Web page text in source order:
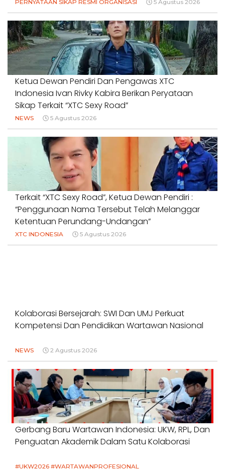
PERNYATAAN SIKAP RESMI ORGANISASI 5 Agustus 2026
Ketua Dewan Pendiri Dan Pengawas XTC
Indonesia Ivan Rivky Kabira Berikan Peryataan
Sikap Terkait “XTC Sexy Road”
NEWS 5 Agustus 2026
Terkait “XTC Sexy Road”, Ketua Dewan Pendiri :
“Penggunaan Nama Tersebut Telah Melanggar
Ketentuan Perundang-Undangan”
XTC INDONESIA 5 Agustus 2026
Kolaborasi Bersejarah: SWI Dan UMJ Perkuat
Kompetensi Dan Pendidikan Wartawan Nasional
NEWS 2 Agustus 2026
Gerbang Baru Wartawan Indonesia: UKW, RPL, Dan
Penguatan Akademik Dalam Satu Kolaborasi
#UKW2026 #WARTAWANPROFESIONAL